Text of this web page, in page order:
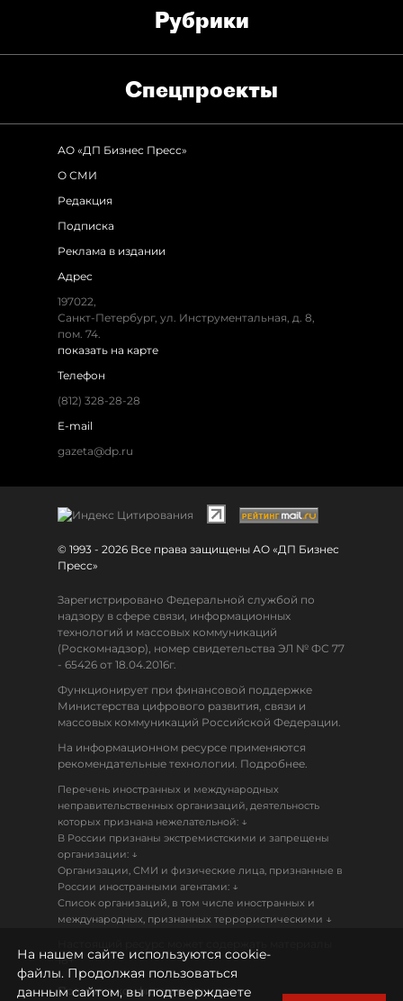
Рубрики
Спец­проекты
АО «ДП Бизнес Пресс»
О СМИ
Редакция
Подписка
Реклама в издании
Адрес
197022,
Санкт-Петербург, ул. Инструментальная, д. 8,
пом. 74.
показать на карте
Телефон
(812) 328-28-28
E-mail
gazeta@dp.ru
© 1993 - 2026 Все права защищены АО «ДП Бизнес
Пресс»
Зарегистрировано Федеральной службой по
надзору в сфере связи, информационных
технологий и массовых коммуникаций
(Роскомнадзор), номер свидетельства ЭЛ № ФС 77
- 65426 от 18.04.2016г.
Функционирует при финансовой поддержке
Министерства цифрового развития, связи и
массовых коммуникаций Российской Федерации.
На информационном ресурсе применяются
рекомендательные технологии. Подробнее.
Перечень иностранных и международных
неправительственных организаций, деятельность
которых признана нежелательной: ↓
В России признаны экстремистскими и запрещены
организации: ↓
Организации, СМИ и физические лица, признанные в
России иностранными агентами: ↓
Список организаций, в том числе иностранных и
международных, признанных террористическими ↓
18+
Политика конфиденциальности
На нашем сайте используются cookie-
файлы. Продолжая пользоваться
данным сайтом, вы подтверждаете